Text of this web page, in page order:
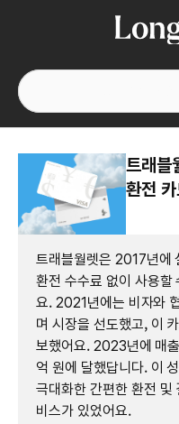
트래블
환전
트래블월렛은 2017년에
환전 수수료 없이 사용할
요. 2021년에는 비자와
며 시장을 선도했고, 이
보했어요. 2023년에 매
억 원에 달했답니다. 이
극대화한 간편한 환전 및
비스가 있었어요.